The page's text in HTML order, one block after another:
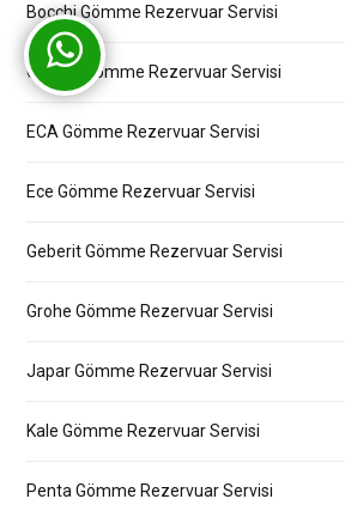
Bocchi Gömme Rezervuar Servisi
Creavit Gömme Rezervuar Servisi
ECA Gömme Rezervuar Servisi
Ece Gömme Rezervuar Servisi
Geberit Gömme Rezervuar Servisi
Grohe Gömme Rezervuar Servisi
Japar Gömme Rezervuar Servisi
Kale Gömme Rezervuar Servisi
Penta Gömme Rezervuar Servisi